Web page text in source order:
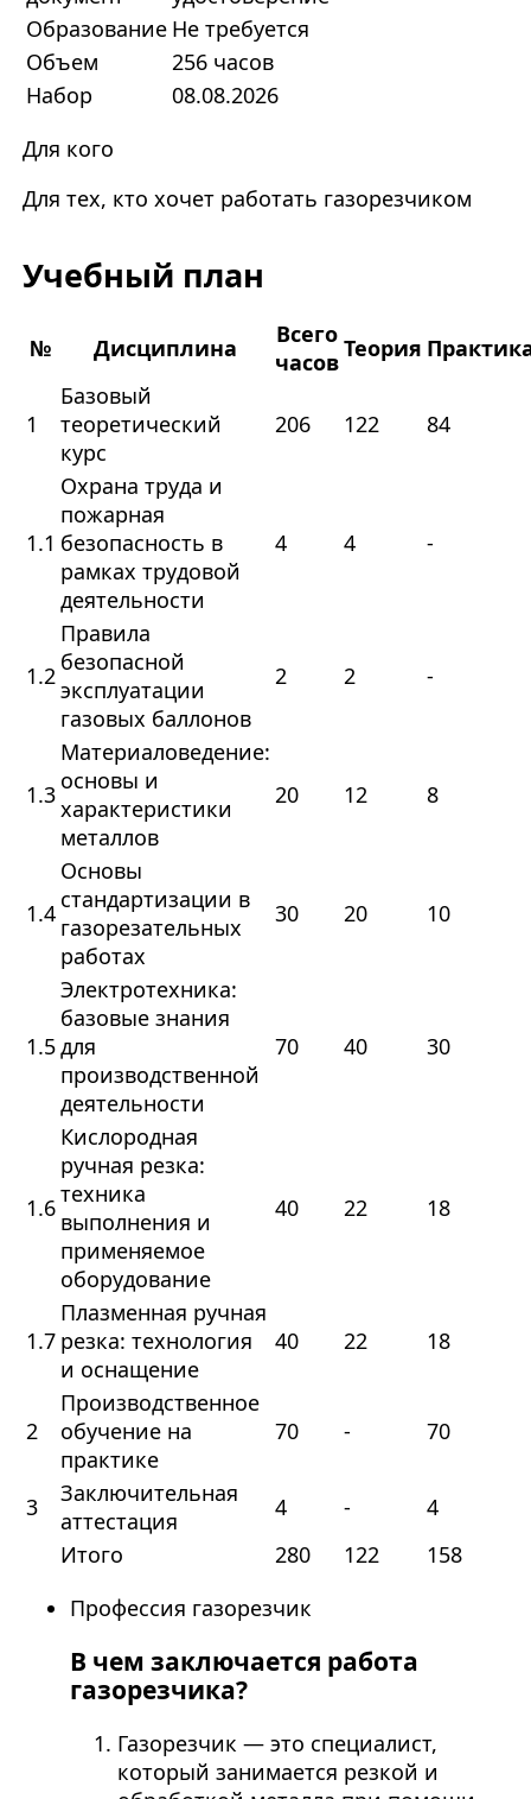
Образование Не требуется
Объем
256 часов
Набор
08.08.2026
Для кого
Для тех, кто хочет работать газорезчиком
Учебный план
№ Дисциплина
Всего
часовТеория
1
Базовый
теоретический
курс
206 122 84
1.1
Охрана труда и
пожарная
безопасность в
рамках трудовой
деятельности
4 4 -
1.2
Правила
безопасной
эксплуатации
газовых баллонов
2 2 -
1.3
Материаловедение:
основы и
характеристики
металлов
20 12 8
1.4
Основы
стандартизации в
газорезательных
работах
30 20 10
1.5
Электротехника:
базовые знания
для
производственной
деятельности
70 40 30
1.6
Кислородная
ручная резка:
техника
выполнения и
применяемое
оборудование
40 22 18
1.7
Плазменная ручная
резка: технология
и оснащение
40 22 18
2
Производственное
обучение на
практике
70 - 70
3
Заключительная
аттестация
4 -
4
Итого
280 122
158
Профессия газорезчик
В чем заключается работа
газорезчика?
Газорезчик — это специалист,
который занимается резкой и